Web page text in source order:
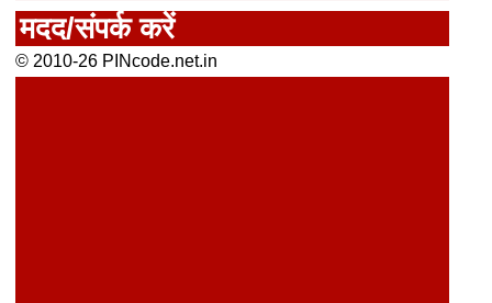
मदद/संपर्क करें
© 2010-26 PINcode.net.in